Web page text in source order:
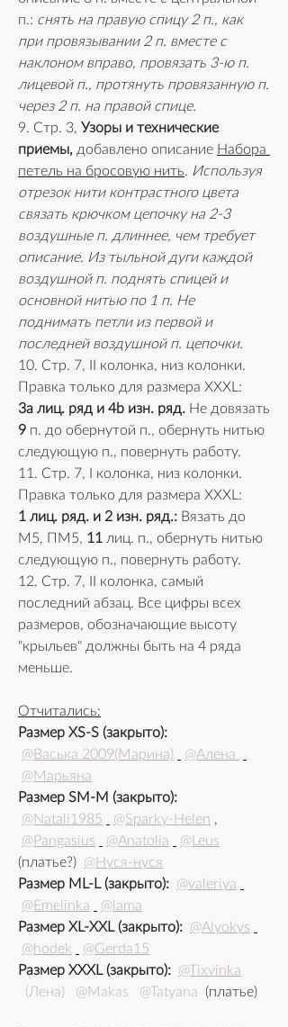
п.: снять на правую спицу 2 п., как
при провязывании 2 п. вместе с
наклоном вправо, провязать 3-ю п.
лицевой п., протянуть провязанную п.
через 2 п. на правой спице.
9. Стр. 3, Узоры и технические
приемы, добавлено описание Набора
петель на бросовую нить. Используя
отрезок нити контрастного цвета
связать крючком цепочку на 2-3
воздушные п. длиннее, чем требует
описание. Из тыльной дуги каждой
воздушной п. поднять спицей и
основной нитью по 1 п. Не
поднимать петли из первой и
последней воздушной п. цепочки.
10. Стр. 7, II колонка, низ колонки.
Правка только для размера XXXL:
3a лиц. ряд и 4b изн. ряд.
9 п. до обернутой п., обернуть нитью
следующую п., повернуть работу.
11. Стр. 7, I колонка, низ колонки.
Правка только для размера XXXL:
1 лиц. ряд. и 2 изн. ряд.: Вязать до
М5, ПМ5, 11 лиц. п., обернуть нитью
следующую п., повернуть работу.
12. Стр. 7, II колонка, самый
последний абзац. Все цифры всех
размеров, обозначающие высоту
"крыльев" должны быть на 4 ряда
меньше.
Отчитались:
Размер XS-S (закрыто):
@Васька 2009(Марина)
@Алена
@Марьяна
Размер SM-M (закрыто):
@Natali1985
@Sparky-Helen ,
@Pangasius
@Anatolia
@Leus
(платье?) @Нуся-нуся
Размер ML-L (закрыто): @valeriya
@Emelinka
@lama
Размер XL-XXL (закрыто): @Alyokys
@hodek
@Gerda15
Размер XXXL (закрыто): @Tixvinka
(Лена)
@Makas @Tatyana (платье)